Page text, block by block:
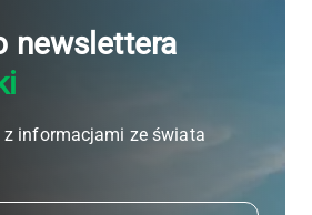
newslettera
z informacjami ze świata